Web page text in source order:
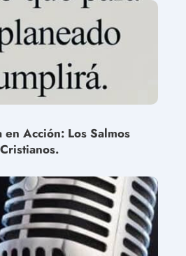
en Acción: Los Salmos
Cristianos.